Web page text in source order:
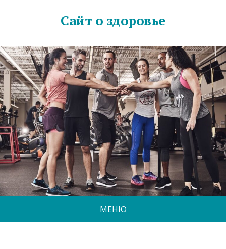
Сайт о здоровье
МЕНЮ